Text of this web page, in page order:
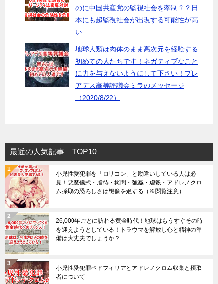
のに中国共産党の監視社会を牽制？？日
本にも超監視社会が出現する可能性が高
い
地球人類は肉体のまま高次元を経験する
初めての人たちです！ネガティブなこと
に力を与えないようにして下さい！プレ
アデス高等評議会ミラのメッセージ
（2020/8/22）
最近の人気記事 TOP10
小児性愛犯罪を「ロリコン」と勘違いしている人は必
見！悪魔儀式・虐待・拷問・強姦・虐殺・アドレノクロ
ム採取の恐ろしさは想像を絶する（※閲覧注意）
26,000年ごとに訪れる黄金時代！地球はもうすぐその時
を迎えようとしている！トラウマを解放し心と精神の準
備は大丈夫でしょうか？
小児性愛犯罪ペドフィリアとアドレノクロム収集と摂取
者について